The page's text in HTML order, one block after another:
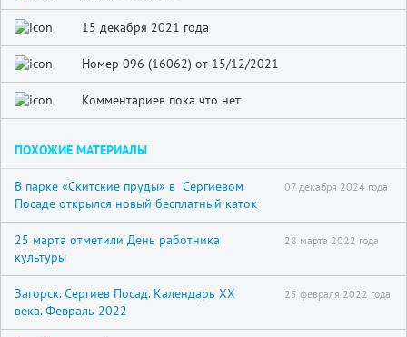
15 декабря 2021 года
Номер 096 (16062) от 15/12/2021
Комментариев пока что нет
ПОХОЖИЕ МАТЕРИАЛЫ
В парке «Скитские пруды» в Сергиевом
Посаде открылся новый бесплатный каток
07 декабря 2024 года
25 марта отметили День работника
культуры
28 марта 2022 года
Загорск. Сергиев Посад. Календарь XX
века. Февраль 2022
25 февраля 2022 года